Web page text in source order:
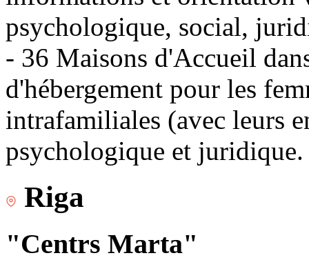
psychologique, social,
- 36 Maisons d'Accueil
d'hébergement pour les
intrafamiliales (avec leurs
psychologique et juridique.
Riga
"Centrs Marta"